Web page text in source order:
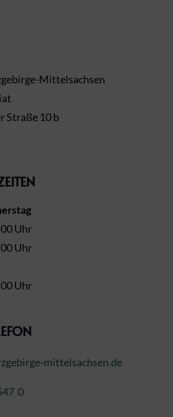
Mittelsachsen
Straße 10 b
Uhr
Uhr
Uhr
mittelsachsen.de
0